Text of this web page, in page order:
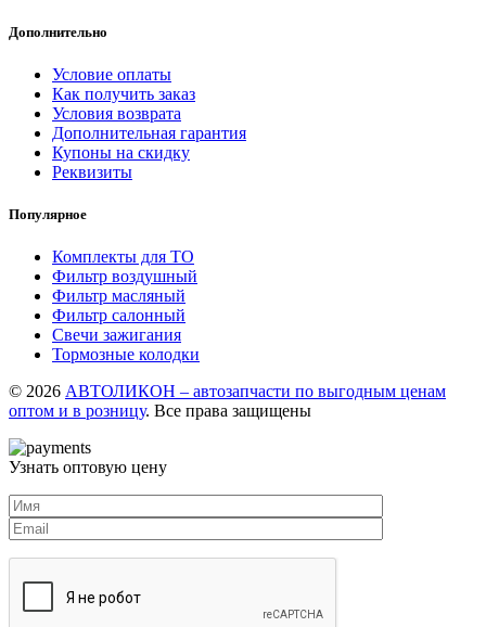
Дополнительно
Условие оплаты
Как получить заказ
Условия возврата
Дополнительная гарантия
Купоны на скидку
Реквизиты
Популярное
Комплекты для ТО
Фильтр воздушный
Фильтр масляный
Фильтр салонный
Свечи зажигания
Тормозные колодки
© 2026 АВТОЛИКОН – автозапчасти по выгодным ценам
оптом и в розницу. Все права защищены
Узнать оптовую цену